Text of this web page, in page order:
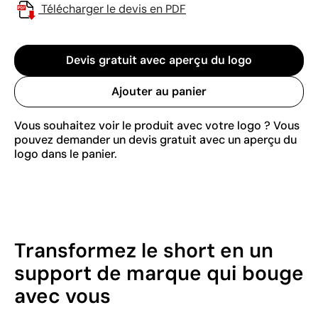
Télécharger le devis en PDF
Devis gratuit avec aperçu du logo
Ajouter au panier
Vous souhaitez voir le produit avec votre logo ? Vous
pouvez demander un devis gratuit avec un aperçu du
logo dans le panier.
Transformez le short en un
support de marque qui bouge
avec vous